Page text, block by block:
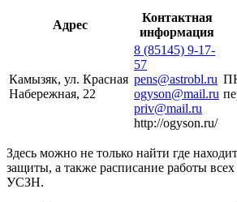
Адрес
Контактная
информация
Камызяк, ул. Красная
Набережная, 22
8 (85145) 9-17-
57
pens@astrobl.ru
ogyson@mail.ru
priv@mail.ru
http://ogyson.ru/
Здесь можно не только найти где
защиты, а также расписание работы
УСЗН.